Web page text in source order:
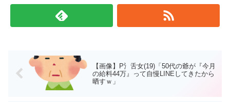
【画像】P氵舌女(19)「50代の爺が『今月
の給料44万』って自慢LINEしてきたから
晒すｗ」